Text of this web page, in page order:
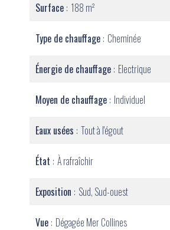
Surface 188 m²
Type de chauffage Cheminée
Énergie de chauffage Electrique
Moyen de chauffage Individuel
Eaux usées Tout à l'égout
État À rafraîchir
Exposition Sud, Sud-ouest
Vue Dégagée Mer Collines